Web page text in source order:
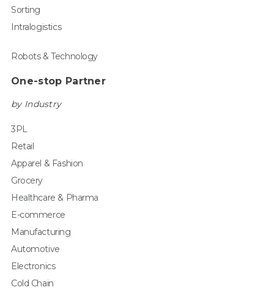
Sorting
Intralogistics
Robots & Technology
One-stop Partner
by Industry
3PL
Retail
Apparel & Fashion
Grocery
Healthcare & Pharma
E-commerce
Manufacturing
Automotive
Electronics
Cold Chain